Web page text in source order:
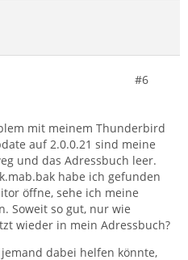
#6
mit meinem Thunderbird
auf 2.0.0.21 sind meine
und das Adressbuch leer.
habe ich gefunden
öffne, sehe ich meine
Soweit so gut, nur wie
wieder in mein Adressbuch?
dabei helfen könnte,